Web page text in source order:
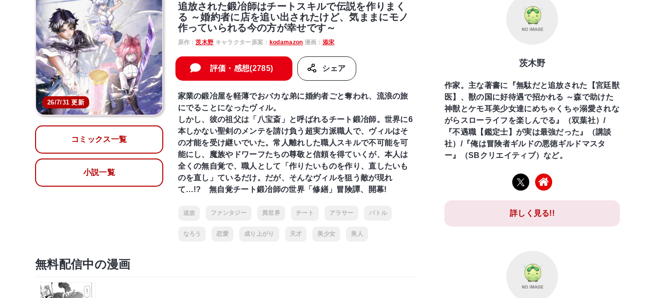
26/7/31 更新
コミックス一覧
小説一覧
追放された鍛冶師はチートスキルで伝説を作りまく
る ～婚約者に店を追い出されたけど、気ままにモノ
作っていられる今の方が幸せです～
原作：茨木野 キャラクター原案： kodamazon 漫画： 添宋
評価・感想(2785) シェア
家業の鍛冶屋を軽薄でおバカな弟に婚約者ごと奪われ、流浪の旅
にでることになったヴィル。
しかし、彼の祖父は「八宝斎」と呼ばれるチート鍛冶師。世界に6
本しかない聖剣のメンテを請け負う超実力派職人で、ヴィルはそ
の才能を受け継いでいた。常人離れした職人スキルで不可能を可
能にし、魔族やドワーフたちの尊敬と信頼を得ていくが、本人は
全くの無自覚で、職人として「作りたいものを作り、直したいも
のを直し」ているだけ。だが、そんなヴィルを狙う敵が現れ
て…!? 無自覚チート鍛冶師の世界「修繕」冒険譚、開幕!
追放 ファンタジー 異世界 チート アラサー バトル
なろう 恋愛 成り上がり 天才 美少女 美人
無料配信中の漫画
茨木野
作家。主な著書に『無駄だと追放された【宮廷獣
医】、獣の国に好待遇で招かれる ～森で助けた
神獣とケモ耳美少女達にめちゃくちゃ溺愛されな
がらスローライフを楽しんでる』（双葉社）/
『不遇職【鑑定士】が実は最強だった』（講談
社）/『俺は冒険者ギルドの悪徳ギルドマスタ
ー』（SBクリエイティブ）など。
詳しく見る!!